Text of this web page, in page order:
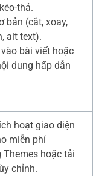
thả.
bản (cắt, xoay,
alt text).
bài viết hoặc
dung hấp dẫn
hoạt giao diện
miễn phí
Themes hoặc tải
chỉnh.